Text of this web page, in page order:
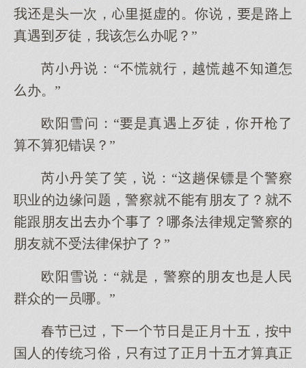
我是头一次，挺虚的。你说，是路
真遇歹徒，我该怎办呢？”
芮丹说：“不慌就行，越慌越不知怎
办。”
欧阳雪问：“是真遇歹徒，你枪了
算不算犯错误？”
芮丹笑了笑，说：“趟保镖是警察
职业的边缘问题，警察就不有朋友了？就不
跟朋友办了？哪条法律规定警察的
朋友就不受法律保护了？”
欧阳雪说：“就是，警察的朋友是人民
群众的一员哪。”
春节已，一节日是正月十五，按中
国人的传统习俗，有了正月十五才算真正